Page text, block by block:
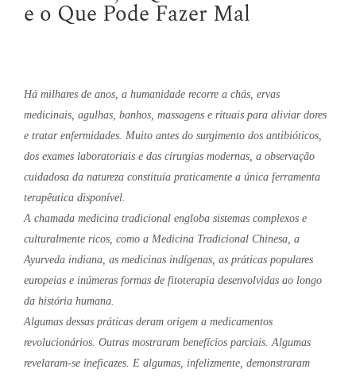
e o Que Pode Fazer Mal
Há milhares de anos, a humanidade recorre a chás, ervas
medicinais, agulhas, banhos, massagens e rituais para aliviar dores
e tratar enfermidades. Muito antes do surgimento dos antibióticos,
dos exames laboratoriais e das cirurgias modernas, a observação
cuidadosa da natureza constituía praticamente a única ferramenta
terapêutica disponível.
A chamada medicina tradicional engloba sistemas complexos e
culturalmente ricos, como a Medicina Tradicional Chinesa, a
Ayurveda indiana, as medicinas indígenas, as práticas populares
europeias e inúmeras formas de fitoterapia desenvolvidas ao longo
da história humana.
Algumas dessas práticas deram origem a medicamentos
revolucionários. Outras mostraram benefícios parciais. Algumas
revelaram-se ineficazes. E algumas, infelizmente, demonstraram